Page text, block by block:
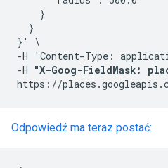
    }
  }
}' \
-H 'Content-Type:
-H "X-Goog-FieldMask:
Odpowiedź ma teraz postać: